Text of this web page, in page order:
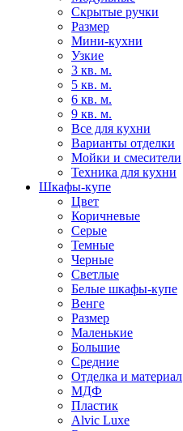
Скрытые ручки
Размер
Мини-кухни
Узкие
3 кв. м.
5 кв. м.
6 кв. м.
9 кв. м.
Все для кухни
Варианты отделки
Мойки и смесители
Техника для кухни
Шкафы-купе
Цвет
Коричневые
Серые
Темные
Черные
Светлые
Белые шкафы-купе
Венге
Размер
Маленькие
Большие
Средние
Отделка и материал
МДФ
Пластик
Alvic Luxe